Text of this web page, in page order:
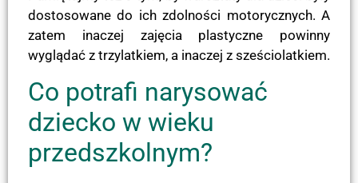
dostosowane do ich zdolności motorycznych. A
zatem inaczej zajęcia plastyczne powinny
wyglądać z trzylatkiem, a inaczej z sześciolatkiem.
Co potrafi narysować
dziecko w wieku
przedszkolnym?